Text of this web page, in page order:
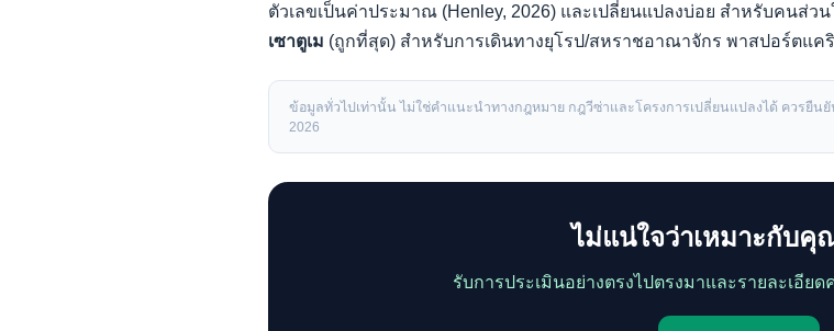
ตัวเลขเป็นค่าประมาณ (Henley, 2026) และเปลี่ยนแปลงบ่อย สำหรับคนส่ว
เซาตูเม (ถูกที่สุด) สำหรับการเดินทางยุโรป/สหราชอาณาจักร พาสปอร์ตแคริ
ข้อมูลทั่วไปเท่านั้น ไม่ใช่คำแนะนำทางกฎหมาย กฎวีซ่าและโครงการเปลี่ยนแปลงได้ ควรยื
2026
ไม่แน่ใจว่าเหมาะกับคุ
รับการประเมินอย่างตรงไปตรงมาและรายละเอีย